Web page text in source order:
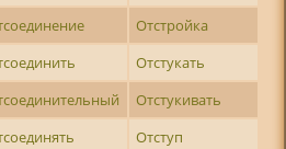
Отстройка
Отстукать
Отстукивать
Отступ